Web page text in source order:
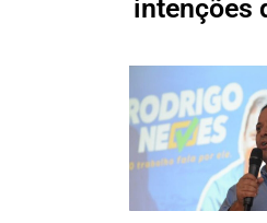
intenções